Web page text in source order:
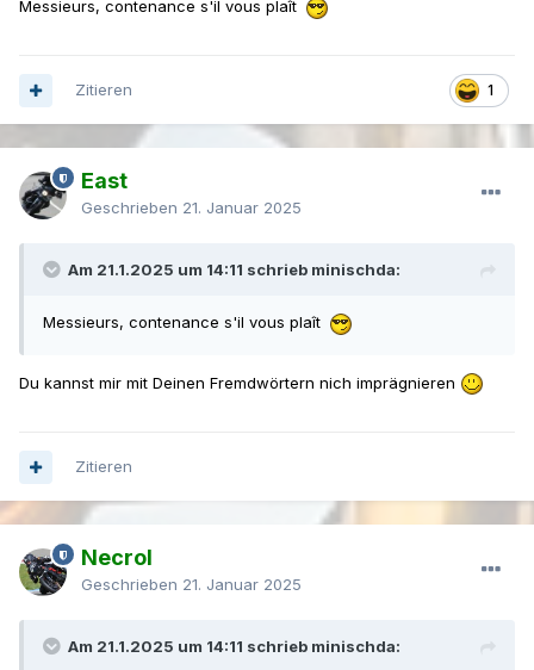
Messieurs, contenance s'il vous plaît
1
Zitieren
East
Geschrieben 21. Januar 2025
Am 21.1.2025 um 14:11 schrieb minischda:
Messieurs, contenance s'il vous plaît
Du kannst mir mit Deinen Fremdwörtern nich imprägnieren
Zitieren
Necrol
Geschrieben 21. Januar 2025
Am 21.1.2025 um 14:11 schrieb minischda: